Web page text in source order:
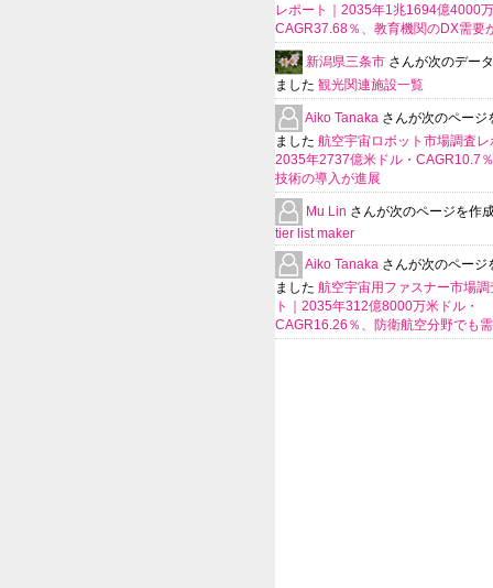
レポート｜2035年1兆1694億4000
CAGR37.68％、教育機関のDX需要
新潟県三条市 さんが次のデー
ました 観光関連施設一覧
Aiko Tanaka さんが次のページ
ました 航空宇宙ロボット市場調査レ
2035年2737億米ドル・CAGR10.7
技術の導入が進展
Mu Lin さんが次のページを作
tier list maker
Aiko Tanaka さんが次のページ
ました 航空宇宙用ファスナー市場調
ト｜2035年312億8000万米ドル・
CAGR16.26％、防衛航空分野でも